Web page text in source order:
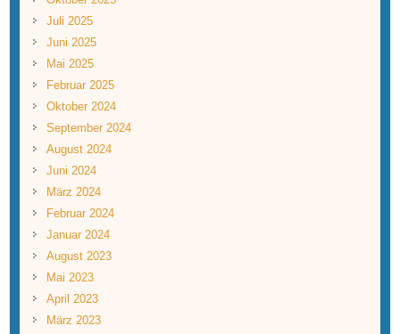
Juli 2025
Juni 2025
Mai 2025
Februar 2025
Oktober 2024
September 2024
August 2024
Juni 2024
März 2024
Februar 2024
Januar 2024
August 2023
Mai 2023
April 2023
März 2023